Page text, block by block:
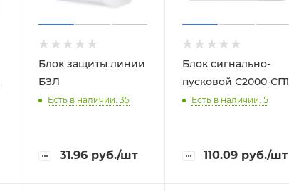
Блок защиты линии
БЗЛ
Есть в наличии: 35
31.96руб./шт
Блок сигнально-
пусковой С2000-СП1
Есть в наличии: 5
110.09 руб./шт